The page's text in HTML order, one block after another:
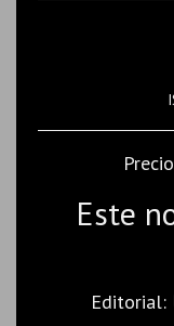
Este
Editorial: